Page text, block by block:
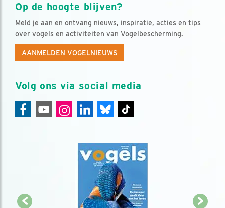
Op de hoogte blijven?
Meld je aan en ontvang nieuws, inspiratie, acties en tips
over vogels en activiteiten van Vogelbescherming.
AANMELDEN VOGELNIEUWS
Volg ons via social media